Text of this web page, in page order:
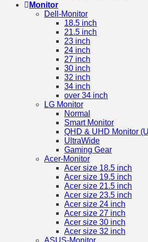
Monitor
Dell-Monitor
18.5 inch
21.5 inch
23 inch
24 inch
27 inch
30 inch
32 inch
34 inch
over 34 inch
LG Monitor
Normal
Smart Monitor
QHD & UHD Monitor
UltraWide
Gaming Gear
Acer-Monitor
Acer size 18.5 inch
Acer size 19.5 inch
Acer size 21.5 inch
Acer size 23.5 inch
Acer size 24 inch
Acer size 27 inch
Acer size 30 inch
Acer size 32 inch